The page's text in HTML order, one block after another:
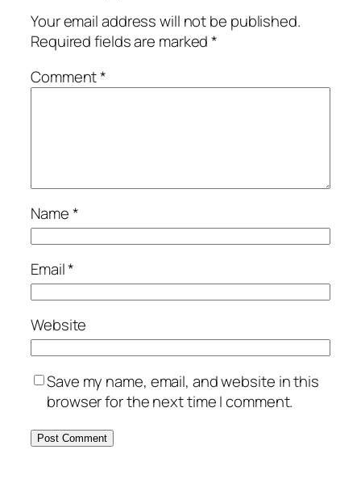
Your email address will not be published.
Required fields are marked*
Comment*
Name*
Email*
Website
Save my name, email, and website in this
browser for the next time I comment.